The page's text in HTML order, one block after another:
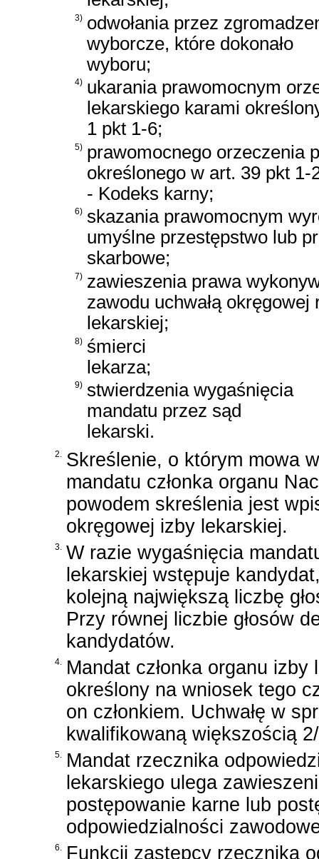
3) odwołania przez
wyborcze, które dokonało
wyboru;
4) ukarania prawomocnym
lekarskiego karami
1 pkt 1-6;
5) prawomocnego orzeczenia
określonego w art. 39 pkt 1-
- Kodeks karny;
6) skazania prawomocnym
umyślne przestępstwo lub
skarbowe;
7) zawieszenia prawa
zawodu uchwałą okręgowej
lekarskiej;
8) śmierci
lekarza;
9) stwierdzenia wygaśnięcia
mandatu przez sąd
lekarski.
2.
Skreślenie, o którym mowa
mandatu członka organu
powodem skreślenia jest
okręgowej izby lekarskiej.
3.
W razie wygaśnięcia
lekarskiej wstępuje
kolejną największą liczbę
Przy równej liczbie głosów
kandydatów.
4.
Mandat członka organu
określony na wniosek tego
on członkiem. Uchwałę w
kwalifikowaną większością
5.
Mandat rzecznika
lekarskiego ulega
postępowanie karne lub
odpowiedzialności
6. Funkcji zastępcy rzecznika